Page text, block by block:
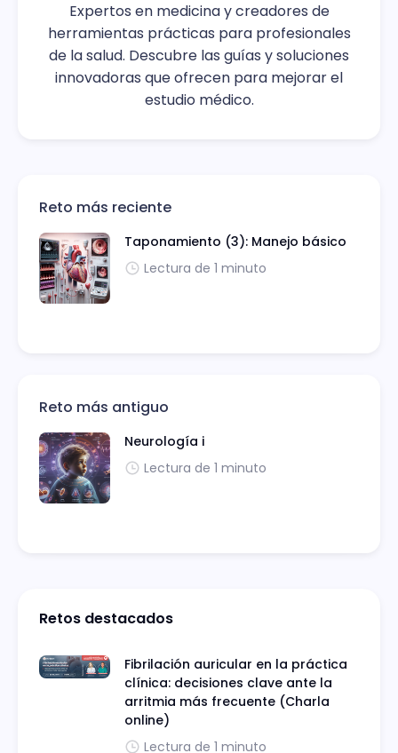
Expertos en medicina y creadores de
herramientas prácticas para profesionales
de la salud. Descubre las guías y soluciones
innovadoras que ofrecen para mejorar el
estudio médico.
Reto más reciente
Taponamiento (3): Manejo básico
Lectura de 1 minuto
Reto más antiguo
Neurología i
Lectura de 1 minuto
Retos destacados
Fibrilación auricular en la práctica
clínica: decisiones clave ante la
arritmia más frecuente (Charla
online)
Lectura de 1 minuto